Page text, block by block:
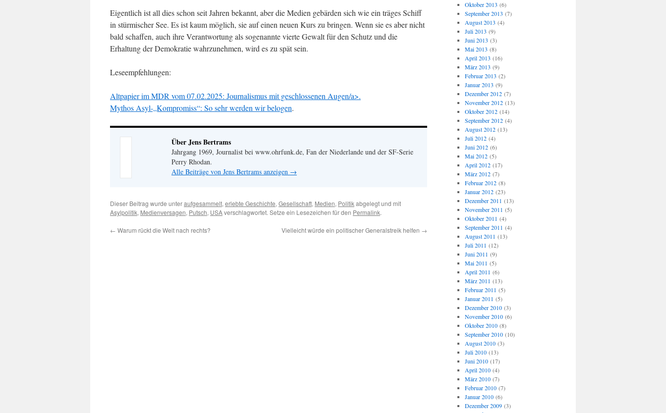
Eigentlich ist all dies schon seit Jahren bekannt, aber die Medien gebärden sich wie ein träges Schiff
in stürmischer See. Es ist kaum möglich, sie auf einen neuen Kurs zu bringen. Wenn sie es aber nicht
bald schaffen, auch ihre Verantwortung als sogenannte vierte Gewalt für den Schutz und die
Erhaltung der Demokratie wahrzunehmen, wird es zu spät sein.
Leseempfehlungen:
Altpapier im MDR vom 07.02.2025: Journalismus mit geschlossenen Augen/a>.
Mythos Asyl-„Kompromiss“: So sehr werden wir belogen.
Über Jens Bertrams
Jahrgang 1969, Journalist bei www.ohrfunk.de, Fan der Niederlande und der SF-Serie
Perry Rhodan.
Alle Beiträge von Jens Bertrams anzeigen →
Dieser Beitrag wurde unteraufgesammelt, erlebte Geschichte, Gesellschaft, Medien, Politikabgelegt und mit
Asylpolitik, Medienversagen, Putsch, USAverschlagwortet. Setze ein Lesezeichen für den Permalink.
← Warum rückt die Welt nach rechts? Vielleicht würde ein politischer Generalstreik helfen →
Oktober 2013 (6)
September 2013 (7)
August 2013 (4)
Juli 2013 (9)
Juni 2013 (3)
Mai 2013 (8)
April 2013 (16)
März 2013 (9)
Februar 2013 (2)
Januar 2013 (9)
Dezember 2012(7)
November 2012(13)
Oktober 2012(14)
September 2012(4)
August 2012(13)
Juli 2012(4)
Juni 2012(6)
Mai 2012(5)
April 2012(17)
März 2012(7)
Februar 2012(8)
Januar 2012(23)
Dezember 2011 (13)
November 2011 (5)
Oktober 2011 (4)
September 2011 (4)
August 2011 (13)
Juli 2011 (12)
Juni 2011 (9)
Mai 2011 (5)
April 2011 (6)
März 2011 (13)
Februar 2011 (5)
Januar 2011 (5)
Dezember 2010(3)
November 2010(6)
Oktober 2010(8)
September 2010(10)
August 2010(3)
Juli 2010(13)
Juni 2010(17)
April 2010(4)
März 2010(7)
Februar 2010(7)
Januar 2010(6)
Dezember 2009(3)